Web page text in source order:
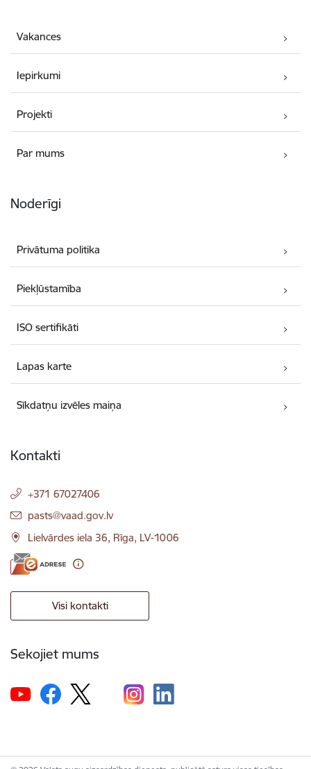
Vakances
Iepirkumi
Projekti
Par mums
Noderīgi
Privātuma politika
Piekļūstamība
ISO sertifikāti
Lapas karte
Sīkdatņu izvēles maiņa
Kontakti
+371 67027406
E-pasts:
pasts@vaad.gov.lv
Lielvārdes iela 36, Rīga, LV-1006
Visi kontakti
Sekojiet mums